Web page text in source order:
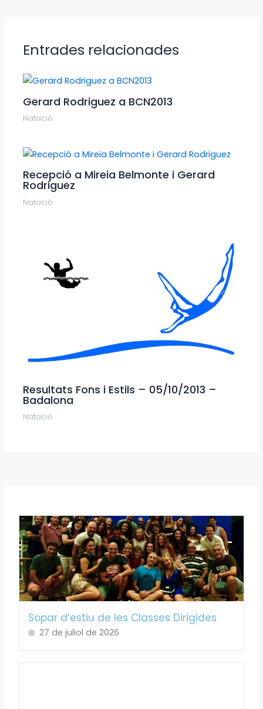
Entrades relacionades
Gerard Rodriguez a BCN2013
Natació
Recepció a Mireia Belmonte i Gerard
Rodriguez
Natació
Resultats Fons i Estils – 05/10/2013 –
Badalona
Natació
Sopar d’estiu de les Classes Dirigides
27 de juliol de 2026